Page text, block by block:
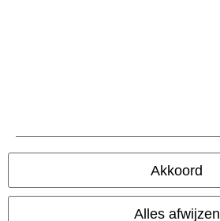
Akkoord
Alles afwijzen
© 1986-2026 Large Popmerchandising BV